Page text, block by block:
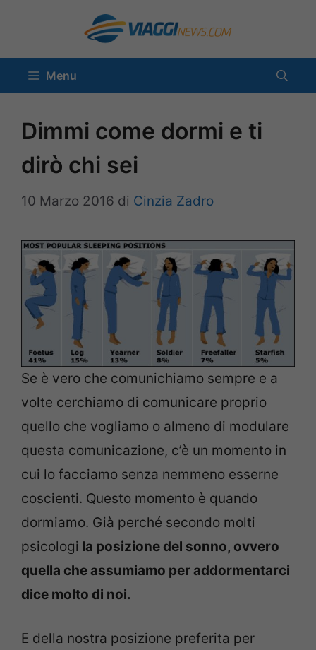
contenuto
Menu
Dimmi come dormi e ti
dirò chi sei
10 Marzo 2016 di Cinzia Zadro
Se è vero che comunichiamo sempre e a
volte cerchiamo di comunicare proprio
quello che vogliamo o almeno di modulare
questa comunicazione, c’è un momento in
cui lo facciamo senza nemmeno esserne
coscienti. Questo momento è quando
dormiamo. Già perché secondo molti
psicologi la posizione del sonno, ovvero
quella che assumiamo per addormentarci
dice molto di noi.
E della nostra posizione preferita per